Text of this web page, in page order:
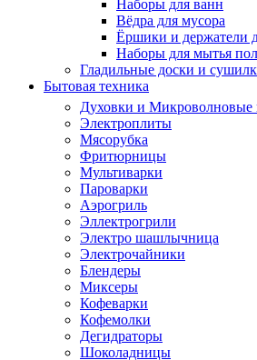
Наборы для ванн
Вёдра для мусора
Ёршики и держатели
Наборы для мытья
Гладильные доски и
Бытовая техника
Духовки и Микроволновые
Электроплиты
Мясорубка
Фритюрницы
Мультиварки
Пароварки
Аэрогриль
Эллектрогрили
Электро шашлычница
Электрочайники
Блендеры
Миксеры
Кофеварки
Кофемолки
Дегидраторы
Шоколадницы